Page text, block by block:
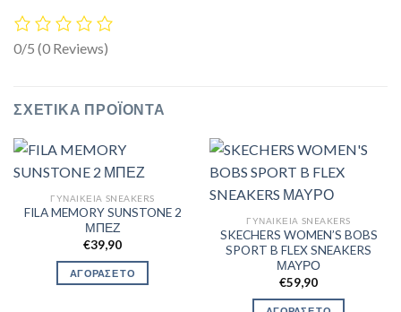
0/5 (0 Reviews)
ΣΧΕΤΙΚΆ ΠΡΟΪΌΝΤΑ
ΓΥΝΑΙΚΕΊΑ SNEAKERS
FILA MEMORY SUNSTONE 2
ΜΠΕΖ
€39,90
ΑΓΟΡΑΣΕ ΤΟ
ΓΥΝΑΙΚΕΊΑ SNEAKERS
SKECHERS WOMEN’S BOBS
SPORT B FLEX SNEAKERS
ΜΑΥΡΟ
€59,90